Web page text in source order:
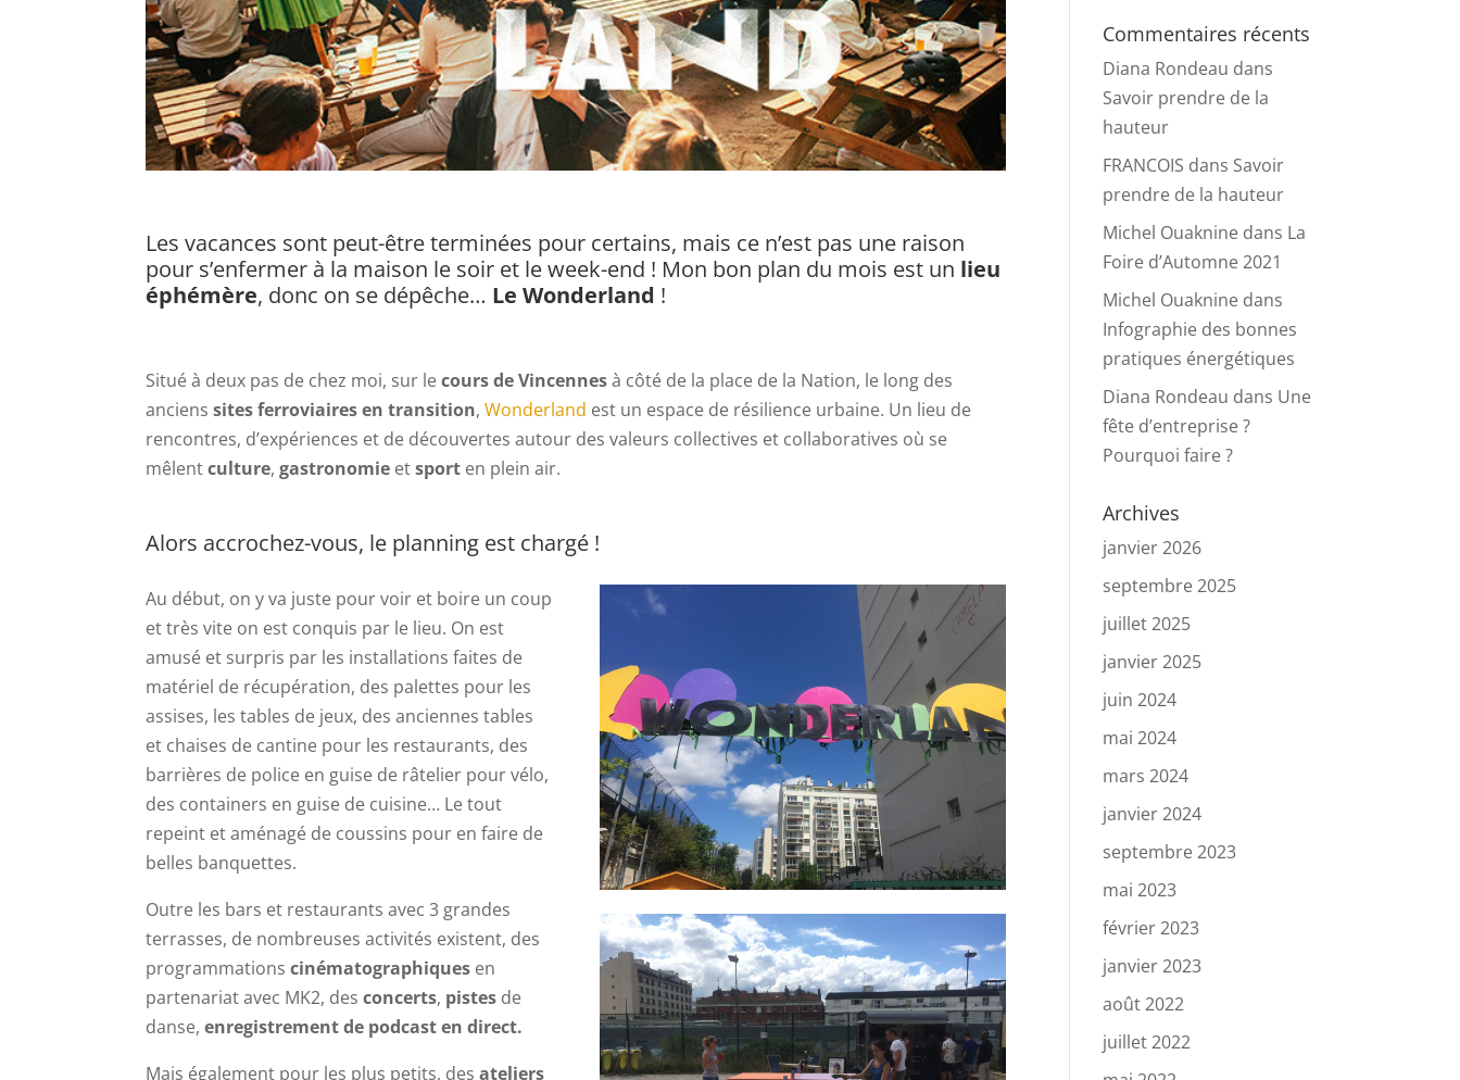
Les vacances sont peut-être terminées pour certains, mais ce n’est pas une raison
pour s’enfermer à la maison le soir et le week-end ! Mon bon plan du mois est un lieu
éphémère, donc on se dépêche… Le Wonderland !
Situé à deux pas de chez moi, sur lecours de Vincennesà côté de la place de la Nation, le long des
ancienssites ferroviaires en transition,Wonderland est un espace de résilience urbaine. Un lieu de
rencontres, d’expériences et de découvertes autour des valeurs collectives et collaboratives où se
mêlentculture,gastronomie etsport en plein air.
Alors accrochez-vous, le planning est chargé !
Au début, on y va juste pour voir et boire un coup
et très vite on est conquis par le lieu. On est
amusé et surpris par les installations faites de
matériel de récupération, des palettes pour les
assises, les tables de jeux, des anciennes tables
et chaises de cantine pour les restaurants, des
barrières de police en guise de râtelier pour vélo,
des containers en guise de cuisine… Le tout
repeint et aménagé de coussins pour en faire de
belles banquettes.
Outre les bars et restaurants avec 3 grandes
terrasses, de nombreuses activités existent, des
programmationscinématographiques en
partenariat avec MK2, desconcerts, pistes de
danse,enregistrement de podcast en direct.
Mais également pour les plus petits, desateliers
Commentaires récents
Diana Rondeau dans
Savoir prendre de la
hauteur
FRANCOIS dans Savoir
prendre de la hauteur
Michel Ouaknine dans La
Foire d’Automne 2021
Michel Ouaknine dans
Infographie des bonnes
pratiques énergétiques
Diana Rondeau dans Une
fête d’entreprise ?
Pourquoi faire ?
Archives
janvier 2026
septembre 2025
juillet 2025
janvier 2025
juin 2024
mai 2024
mars 2024
janvier 2024
septembre 2023
mai 2023
février 2023
janvier 2023
août 2022
juillet 2022